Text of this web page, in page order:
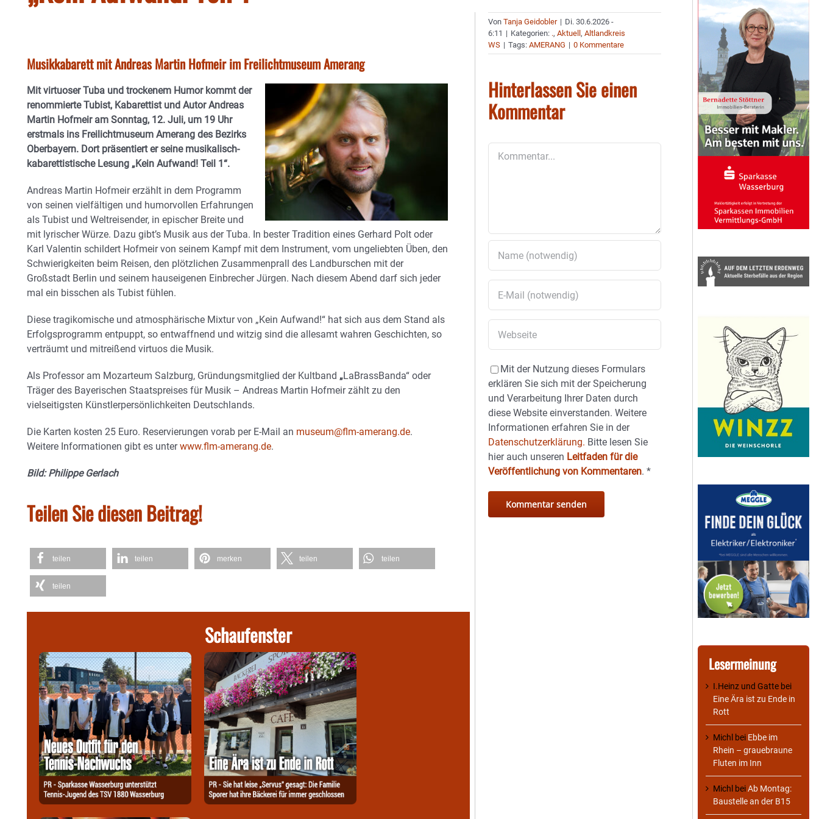
Musikkabarett mit Andreas Martin Hofmeir im Freilichtmuseum Amerang
Mit virtuoser Tuba und trockenem Humor kommt der
renommierte Tubist, Kabarettist und Autor Andreas
Martin Hofmeir am Sonntag, 12. Juli, um 19 Uhr
erstmals ins Freilichtmuseum Amerang des Bezirks
Oberbayern. Dort präsentiert er seine musikalisch-
kabarettistische Lesung „Kein Aufwand! Teil 1“.
Andreas Martin Hofmeir erzählt in dem Programm
von seinen vielfältigen und humorvollen Erfahrungen
als Tubist und Weltreisender, in epischer Breite und
mit lyrischer Würze. Dazu gibt’s Musik aus der Tuba. In bester Tradition eines Gerhard Polt oder
Karl Valentin schildert Hofmeir von seinem Kampf mit dem Instrument, vom ungeliebten Üben, den
Schwierigkeiten beim Reisen, den plötzlichen Zusammenprall des Landburschen mit der
Großstadt Berlin und seinem hauseigenen Einbrecher Jürgen. Nach diesem Abend darf sich jeder
mal ein bisschen als Tubist fühlen.
Diese tragikomische und atmosphärische Mixtur von „Kein Aufwand!“ hat sich aus dem Stand als
Erfolgsprogramm entpuppt, so entwaffnend und witzig sind die allesamt wahren Geschichten, so
verträumt und mitreißend virtuos die Musik.
Als Professor am Mozarteum Salzburg, Gründungsmitglied der Kultband „LaBrassBanda“ oder
Träger des Bayerischen Staatspreises für Musik – Andreas Martin Hofmeir zählt zu den
vielseitigsten Künstlerpersönlichkeiten Deutschlands.
Die Karten kosten 25 Euro. Reservierungen vorab per E-Mail an museum@flm-amerang.de.
Weitere Informationen gibt es unterwww.flm-amerang.de.
Bild: Philippe Gerlach
Teilen Sie diesen Beitrag!
teilen teilen merken teilen teilen
teilen
Schaufenster
VonTanja Geidobler | Di. 30.6.2026 -
6:11 | Kategorien: .,Aktuell,Altlandkreis
WS | Tags:AMERANG | 0 Kommentare
Hinterlassen Sie einen
Kommentar
Mit der Nutzung dieses Formulars
erklären Sie sich mit der Speicherung
und Verarbeitung Ihrer Daten durch
diese Website einverstanden. Weitere
Informationen erfahren Sie in der
Datenschutzerklärung. Bitte lesen Sie
hier auch unseren Leitfaden für die
Veröffentlichung von Kommentaren.*
Lesermeinung
I.Heinz und Gatte bei
Eine Ära ist zu Ende in
Rott
Michl bei Ebbe im
Rhein – grauebraune
Fluten im Inn
Michl beiAb Montag:
Baustelle an der B15